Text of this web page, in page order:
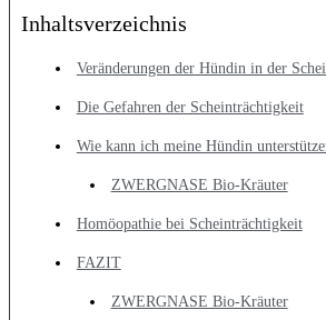
Inhaltsverzeichnis
Veränderungen der Hündin in der
Die Gefahren der Scheinträchtigkeit
Wie kann ich meine Hündin
ZWERGNASE Bio-Kräuter
Homöopathie bei Scheinträchtigkeit
FAZIT
ZWERGNASE Bio-Kräuter